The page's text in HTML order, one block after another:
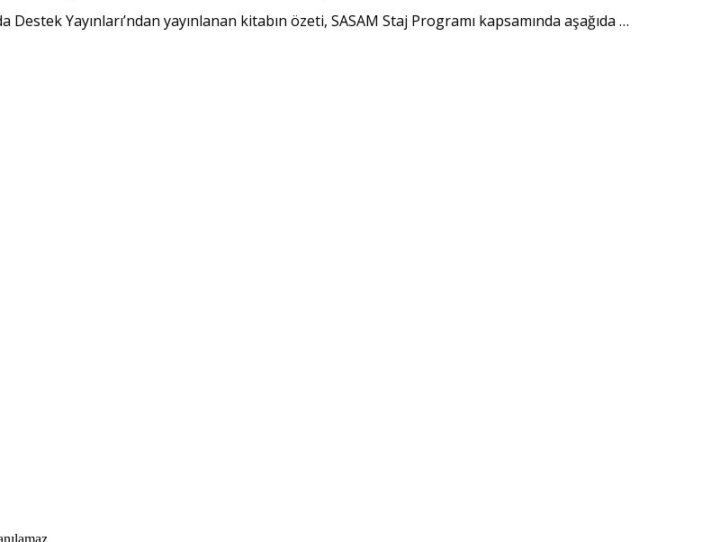
Destek Yayınları’ndan yayınlanan kitabın özeti, SASAM Staj Programı kapsamında aşağıda …